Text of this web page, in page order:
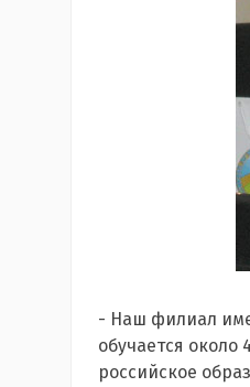
- Наш филиал
обучается около
российское